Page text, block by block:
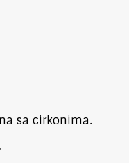
sa cirkonima.